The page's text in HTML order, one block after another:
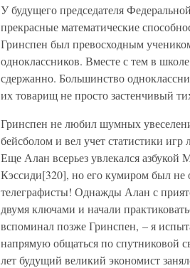
У будущего председателя
прекрасные математические
Гринспен был превосходным
одноклассников. Вместе с тем в
сдержанно. Большинство
их товарищ не просто застенчивый
Гринспен не любил шумных
бейсболом и вел учет статистики
Еще Алан всерьез увлекался
Кэссиди[320], но его кумиром был
телеграфисты! Однажды Алан с
двумя ключами и начали
вспоминал позже Гринспен, – я
напрямую общаться по спутниковой
лет будущий великий экономист